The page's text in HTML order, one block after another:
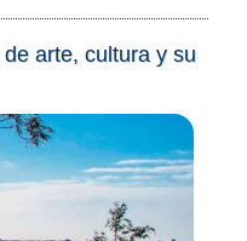
arte, cultura y su